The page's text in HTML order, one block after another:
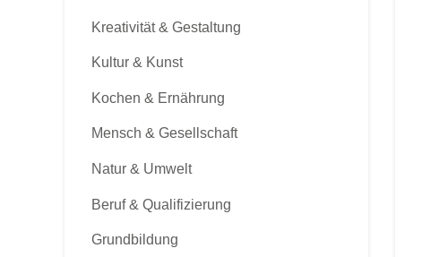
Kreativität & Gestaltung
Kultur & Kunst
Kochen & Ernährung
Mensch & Gesellschaft
Natur & Umwelt
Beruf & Qualifizierung
Grundbildung